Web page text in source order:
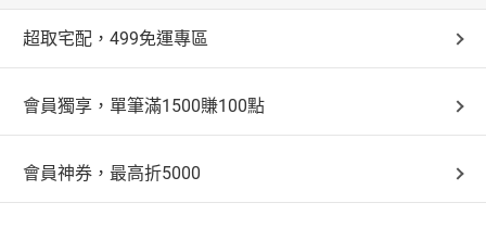
超取宅配，499免運專區
會員獨享，單筆滿1500賺100點
會員神券，最高折5000